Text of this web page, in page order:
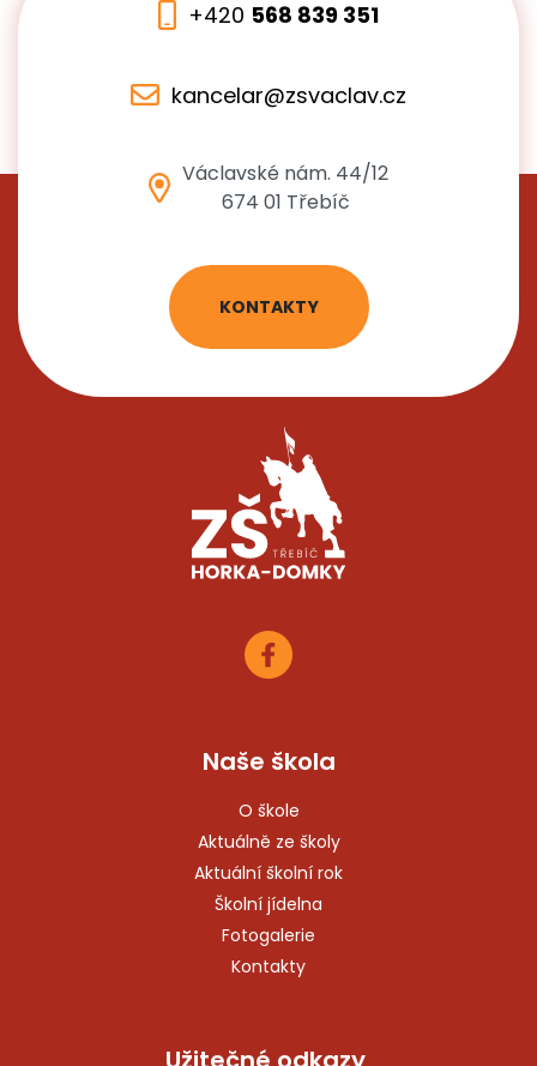
+420 568 839 351
kancelar@zsvaclav.cz
Václavské nám. 44/12
674 01 Třebíč
KONTAKTY
Naše škola
O škole
Aktuálně ze školy
Aktuální školní rok
Školní jídelna
Fotogalerie
Kontakty